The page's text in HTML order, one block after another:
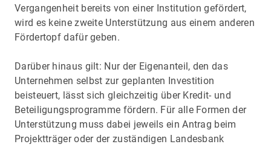
Vergangenheit bereits von einer Institution gefördert,
wird es keine zweite Unterstützung aus einem anderen
Fördertopf dafür geben.
Darüber hinaus gilt: Nur der Eigenanteil, den das
Unternehmen selbst zur geplanten Investition
beisteuert, lässt sich gleichzeitig über Kredit- und
Beteiligungsprogramme fördern. Für alle Formen der
Unterstützung muss dabei jeweils ein Antrag beim
Projektträger oder der zuständigen Landesbank